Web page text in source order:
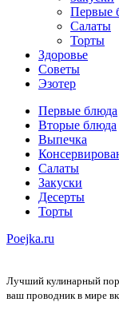
Первые
Салаты
Торты
Здоровье
Советы
Эзотер
Первые блюда
Вторые блюда
Выпечка
Салаты
Закуски
Десерты
Торты
Poejka.ru
Лучший кулинарный
ваш проводник в мире